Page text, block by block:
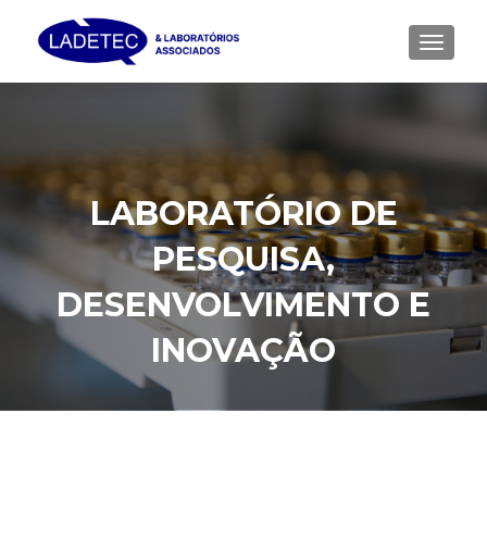
LABORATÓRIO DE
PESQUISA,
DESENVOLVIMENTO E
INOVAÇÃO